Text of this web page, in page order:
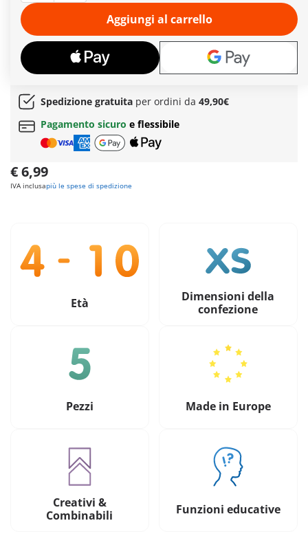
Wifi è determinata a scoprire il segreto di Ladybug e a
informare tutta Parigi della sua vera identità. Il playset
include Alya Césaire nei panni di Lady Wifi e un anello con
ciondolo. Il ciondolo può essere combinato con i ciondoli degli
altri playset PLAYMOBIL Miraculous.
Ulteriori informazioni
Spedizione gratuita per ordini da 49,90€
Pagamento sicuro e flessibile
€ 6,99
IVA inclusapiù le spese di spedizione
Aggiungi al carrello
Età
Dimensioni della
confezione
Pezzi Made in Europe
Creativi &
Combinabili
Funzioni educative